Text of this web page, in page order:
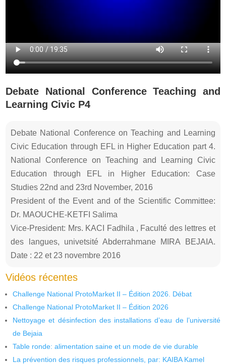
Debate National Conference Teaching and
Learning Civic P4
Debate National Conference on Teaching and Learning
Civic Education through EFL in Higher Education part 4.
National Conference on Teaching and Learning Civic
Education through EFL in Higher Education: Case
Studies 22nd and 23rd November, 2016
President of the Event and of the Scientific Committee:
Dr. MAOUCHE-KETFI Salima
Vice-President: Mrs. KACI Fadhila , Faculté des lettres et
des langues, univetsité Abderrahmane MIRA BEJAIA.
Date : 22 et 23 novembre 2016
Vidéos récentes
Challenge National ProtoMarket II – Édition 2026. Débat
Challenge National ProtoMarket II – Édition 2026
Nettoyage et désinfection des installations d’eau de l’université
de Bejaia
Table ronde: alimentation saine et un mode de vie durable
La prévention des risques professionnels, par: KAIBA Kamel